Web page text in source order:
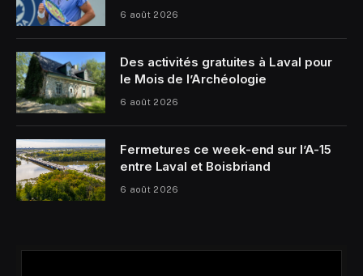
6 août 2026
Des activités gratuites à Laval pour
le Mois de l’Archéologie
6 août 2026
Fermetures ce week-end sur l’A-15
entre Laval et Boisbriand
6 août 2026